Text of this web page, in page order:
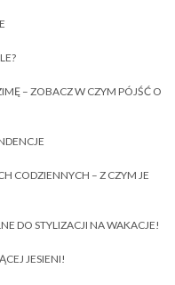
– ZOBACZ W CZYM PÓJŚĆ O
CODZIENNYCH – Z CZYM JE
DO STYLIZACJI NA WAKACJE!
JESIENI!